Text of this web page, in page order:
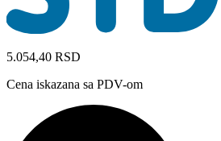
5.054,40 RSD
Cena iskazana sa PDV-om